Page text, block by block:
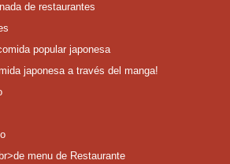
de restaurantes
popular japonesa
japonesa a través del manga!
menu de Restaurante